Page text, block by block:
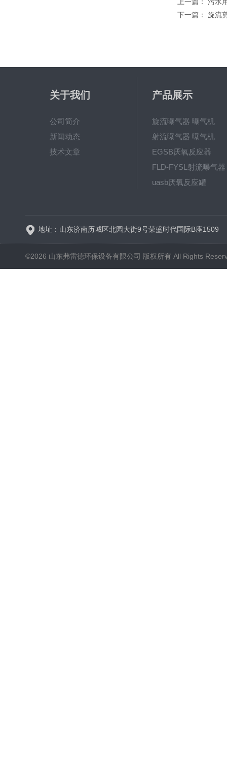
下一篇： 旋流
关于我们
公司简介
新闻动态
技术文章
产品展示
旋流曝气器 曝气机
射流曝气器 曝气机
EGSB厌氧反应器
FLD-FYSL射流曝气器
uasb厌氧反应罐
地址：山东济南历城区北园大街9号荣盛时代国际B座1509
©2026 山东弗雷德环保设备有限公司 版权所有 All Rights